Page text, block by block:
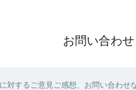
お問い合わせ
対するご意見ご感想、お問い合わせ